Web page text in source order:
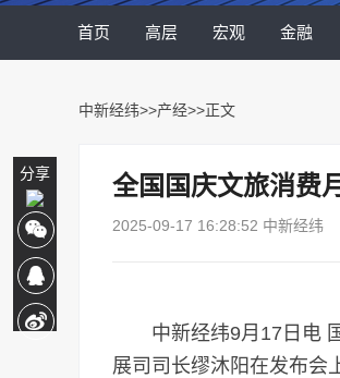
分享
首页 高层 宏观 金融
中新经纬>>产经>>正文
全国国庆文旅消费
2025-09-17 16:28:52 中新经纬
中新经纬9月17日电 国
展司司长缪沐阳在发布会